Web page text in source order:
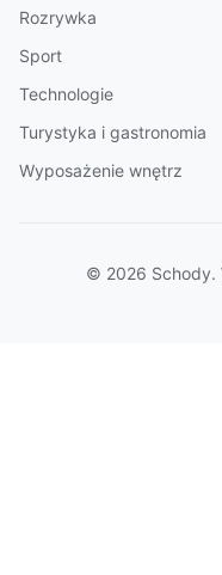
Rozrywka
Sport
Technologie
Turystyka i gastronomia
Wyposażenie wnętrz
© 2026 Schody.